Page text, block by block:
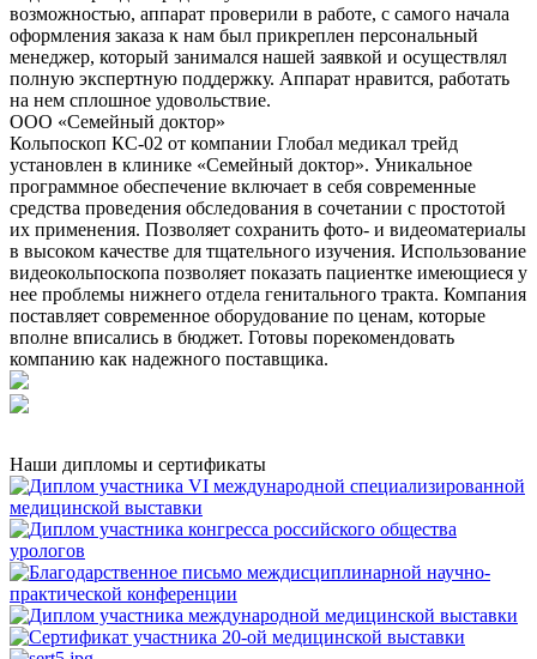
возможностью, аппарат проверили в работе, с самого начала
оформления заказа к нам был прикреплен персональный
менеджер, который занимался нашей заявкой и осуществлял
полную экспертную поддержку. Аппарат нравится, работать
на нем сплошное удовольствие.
ООО «Семейный доктор»
Кольпоскоп КС-02 от компании Глобал медикал трейд
установлен в клинике «Семейный доктор». Уникальное
программное обеспечение включает в себя современные
средства проведения обследования в сочетании с простотой
их применения. Позволяет сохранить фото- и видеоматериалы
в высоком качестве для тщательного изучения. Использование
видеокольпоскопа позволяет показать пациентке имеющиеся у
нее проблемы нижнего отдела генитального тракта. Компания
поставляет современное оборудование по ценам, которые
вполне вписались в бюджет. Готовы порекомендовать
компанию как надежного поставщика.
Наши дипломы и сертификаты